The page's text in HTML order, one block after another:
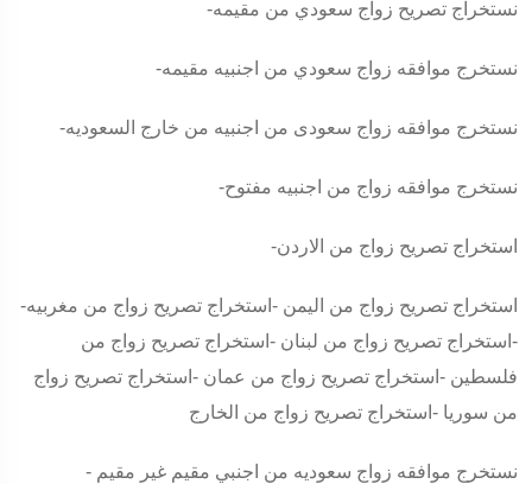
-نستخراج تصريح زواج سعودي من مقيمه
-نستخرج موافقه زواج سعودي من اجنبيه مقيمه
-نستخرج موافقه زواج سعودى من اجنبيه من خارج السعوديه
-نستخرج موافقه زواج من اجنبيه مفتوح
-استخراج تصريح زواج من الاردن
-استخراج تصريح زواج من اليمن -استخراج تصريح زواج من مغربيه
-استخراج تصريح زواج من لبنان -استخراج تصريح زواج من
فلسطين -استخراج تصريح زواج من عمان -استخراج تصريح زواج
من سوريا -استخراج تصريح زواج من الخارج
- نستخرج موافقه زواج سعوديه من اجنبي مقيم غير مقيم